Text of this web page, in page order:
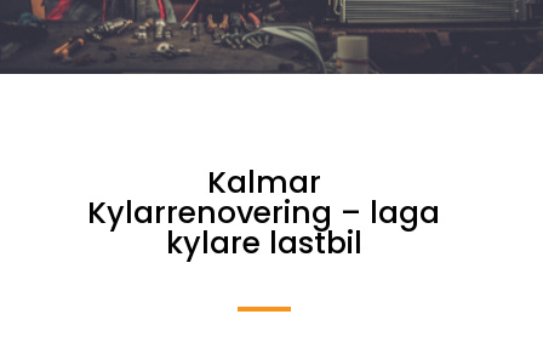
Kalmar
Kylarrenovering – laga
kylare lastbil